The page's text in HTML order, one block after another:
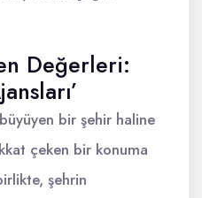
Değerleri:
bir şehir haline
çeken bir konuma
şehrin